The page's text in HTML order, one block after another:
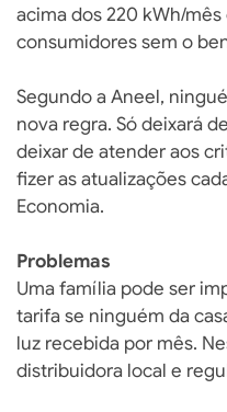
acima dos 220 kWh/
consumidores sem o
Segundo a Aneel,
nova regra. Só deixará
deixar de atender aos
fizer as atualizações
Economia.
Problemas
Uma família pode ser
tarifa se ninguém da
luz recebida por mês.
distribuidora local e